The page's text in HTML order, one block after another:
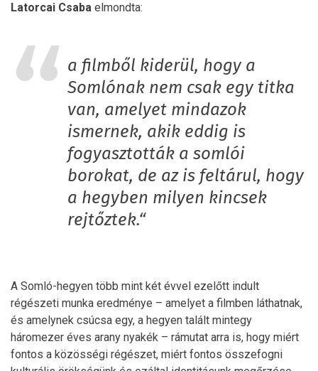
Latorcai Csaba elmondta:
a filmből kiderül, hogy a
Somlónak nem csak egy titka
van, amelyet mindazok
ismernek, akik eddig is
fogyasztották a somlói
borokat, de az is feltárul, hogy
a hegyben milyen kincsek
rejtőztek.“
A Somló-hegyen több mint két évvel ezelőtt indult
régészeti munka eredménye – amelyet a filmben láthatnak,
és amelynek csúcsa egy, a hegyen talált mintegy
háromezer éves arany nyakék – rámutat arra is, hogy miért
fontos a közösségi régészet, miért fontos összefogni